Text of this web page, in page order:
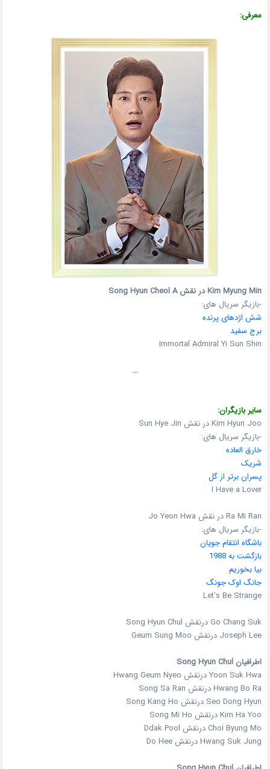
معرفی:
Kim Myung Min در نقش Song Hyun Cheol A
-بازیگر سریال های:
شش اژدهای پرنده
برج سفید
Immortal Admiral Yi Sun Shin
…
سایر بازیگران:
Kim Hyun Joo در نقش Sun Hye Jin
-بازیگر سریال های:
خارق العاده
شریک
پسران برتر از گل
I Have a Lover
Ra Mi Ran در نقش Jo Yeon Hwa
-بازیگر سریال های:
باشگاه انتقام جویان
بازگشت به 1988
بیا بخوریم
جانگ اوک جونگ
Let’s Be Strange
Go Chang Suk درنقش Song Hyun Chul
Joseph Lee درنقش Geum Sung Moo
اطرافیان Song Hyun Chul
Yoon Suk Hwa درنقش Hwang Geum Nyeo
Hwang Bo Ra درنقش Song Sa Ran
Seo Dong Hyun درنقش Song Kang Ho
Kim Ha Yoo درنقش Song Mi Ho
Choi Byung Mo درنقش Ddak Pool
Hwang Suk Jung درنقش Do Hee